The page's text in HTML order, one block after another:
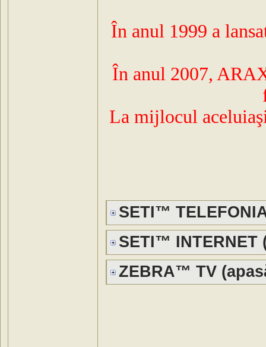
În anul 1999 a
În anul 2007,
La mijlocul
SETI™
SETI™ INTERNET
ZEBRA™ TV